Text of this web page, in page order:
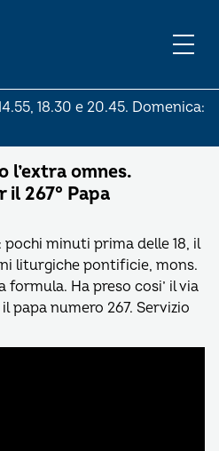
18.30 e 20.45. Domenica:
l’extra omnes.
il 267° Papa
minuti prima delle 18, il
liturgiche pontificie, mons.
formula. Ha preso cosi’ il via
papa numero 267. Servizio